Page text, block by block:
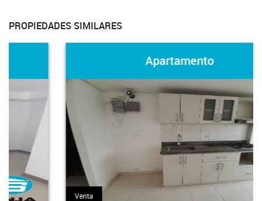
PROPIEDADES SIMILARES
Apartamento
Venta